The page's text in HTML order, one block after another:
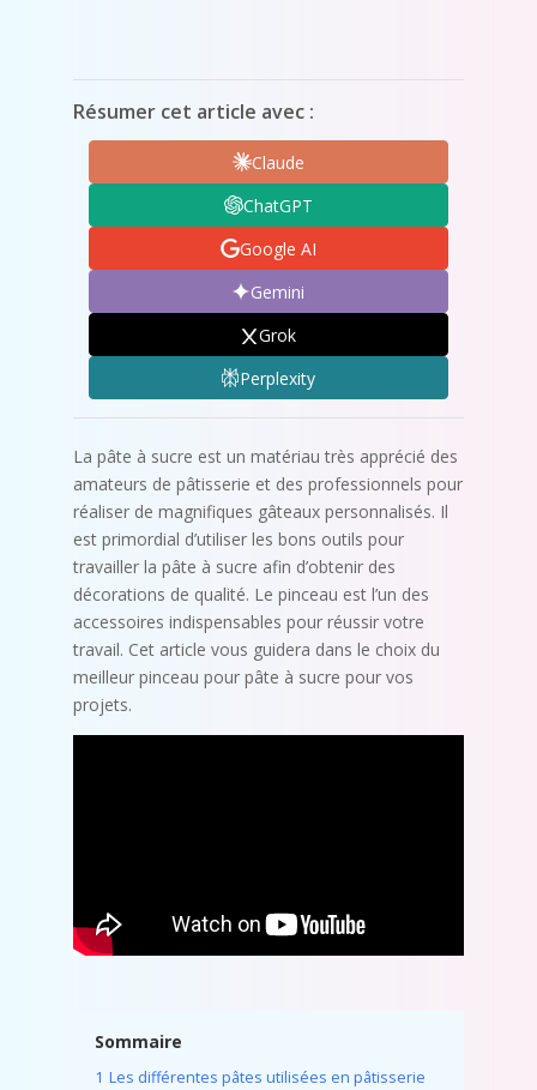
Résumer cet article avec :
Claude
ChatGPT
Google AI
Gemini
Grok
Perplexity
La pâte à sucre est un matériau très apprécié des
amateurs de pâtisserie et des professionnels pour
réaliser de magnifiques gâteaux personnalisés. Il
est primordial d’utiliser les bons outils pour
travailler la pâte à sucre afin d’obtenir des
décorations de qualité. Le pinceau est l’un des
accessoires indispensables pour réussir votre
travail. Cet article vous guidera dans le choix du
meilleur pinceau pour pâte à sucre pour vos
projets.
Sommaire
1 Les différentes pâtes utilisées en pâtisserie